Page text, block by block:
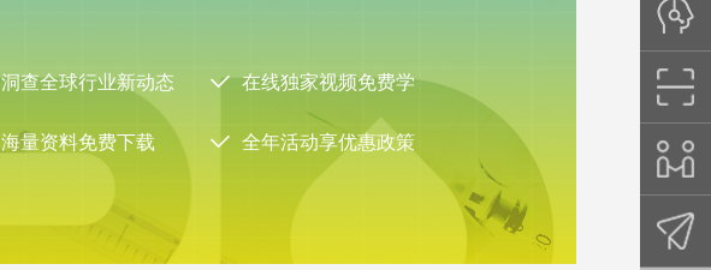
洞查全球行业新动态 在线独家视频免费学
海量资料免费下载 全年活动享优惠政策